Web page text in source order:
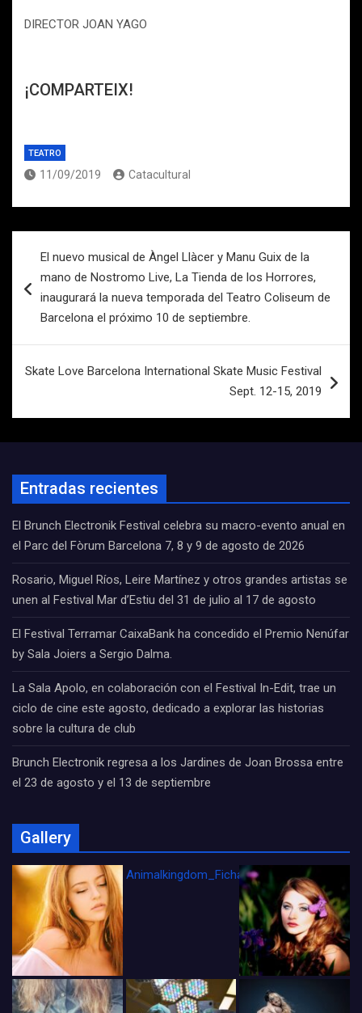
DIRECTOR JOAN YAGO
¡COMPARTEIX!
TEATRO
11/09/2019 Catacultural
entradas
El nuevo musical de Àngel Llàcer y Manu Guix de la
mano de Nostromo Live, La Tienda de los Horrores,
inaugurará la nueva temporada del Teatro Coliseum de
Barcelona el próximo 10 de septiembre.
Skate Love Barcelona International Skate Music Festival
Sept. 12-15, 2019
Entradas recientes
El Brunch Electronik Festival celebra su macro-evento anual en
el Parc del Fòrum Barcelona 7, 8 y 9 de agosto de 2026
Rosario, Miguel Ríos, Leire Martínez y otros grandes artistas se
unen al Festival Mar d’Estiu del 31 de julio al 17 de agosto
El Festival Terramar CaixaBank ha concedido el Premio Nenúfar
by Sala Joiers a Sergio Dalma.
La Sala Apolo, en colaboración con el Festival In-Edit, trae un
ciclo de cine este agosto, dedicado a explorar las historias
sobre la cultura de club
Brunch Electronik regresa a los Jardines de Joan Brossa entre
el 23 de agosto y el 13 de septiembre
Gallery
Animalkingdom_FichaCine